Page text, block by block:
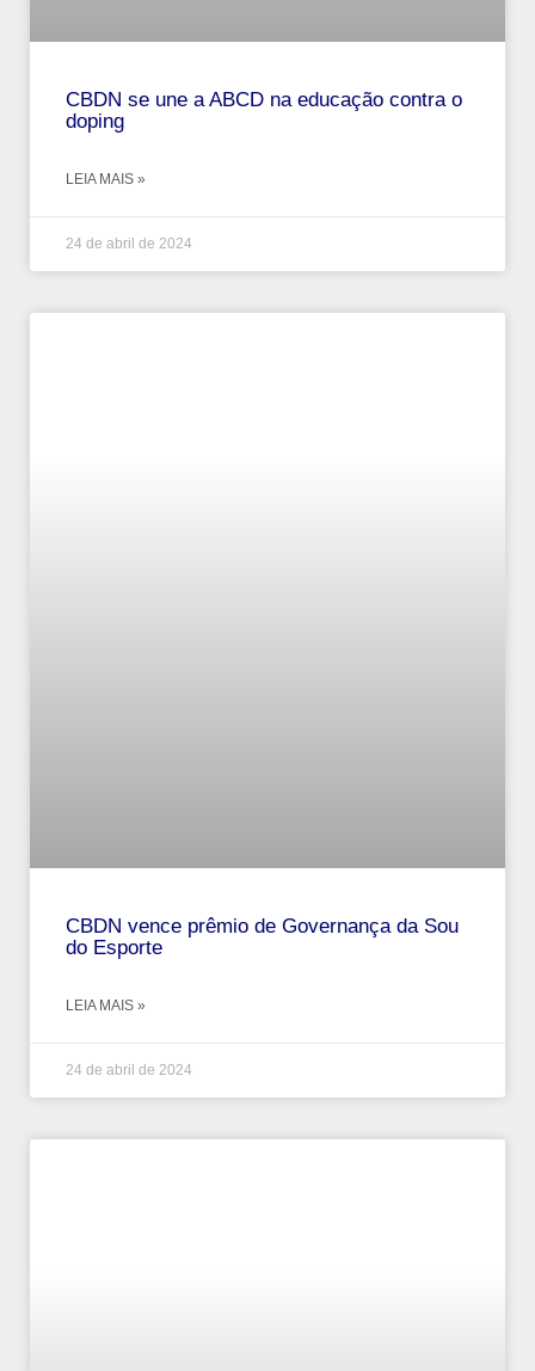
CBDN se une a ABCD na educação contra o
doping
LEIA MAIS »
24 de abril de 2024
CBDN vence prêmio de Governança da Sou
do Esporte
LEIA MAIS »
24 de abril de 2024